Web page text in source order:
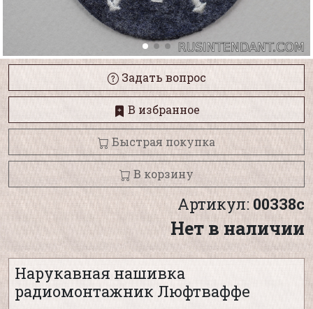
Задать вопрос
В избранное
Быстрая покупка
В корзину
Артикул:00338с
Нет в наличии
Нарукавная нашивка
радиомонтажник Люфтваффе